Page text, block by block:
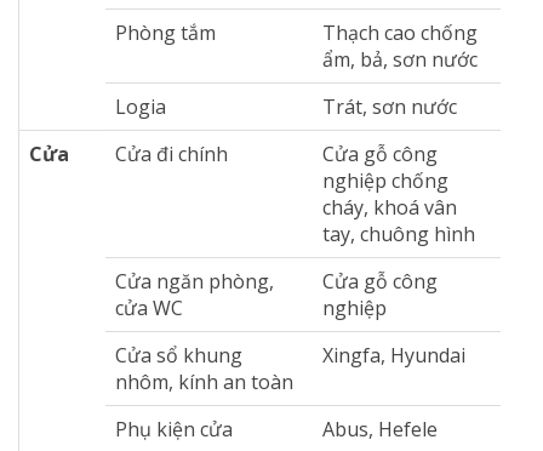
Phòng tắm
Thạch cao chống
ẩm, bả, sơn nước
Logia
Trát, sơn nước
Cửa
Cửa đi chính
Cửa gỗ công
nghiệp chống
cháy, khoá vân
tay, chuông hình
Cửa ngăn phòng,
cửa WC
Cửa gỗ công
nghiệp
Cửa sổ khung
nhôm, kính an toàn
Xingfa, Hyundai
Phụ kiện cửa Abus, Hefele